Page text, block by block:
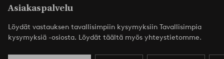
Asiakaspalvelu
Löydät vastauksen tavallisimpiin kysymyksiin Tavallisimpia
kysymyksiä -osiosta. Löydät täältä myös yhteystietomme.